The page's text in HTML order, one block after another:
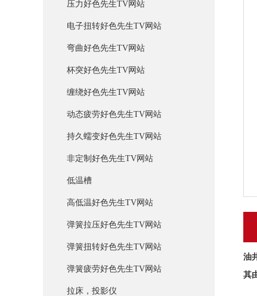
压力好色先生TV网站
电子扭转好色先生TV网站
弯曲好色先生TV网站
杯突好色先生TV网站
缠绕好色先生TV网站
动态疲劳好色先生TV网站
持久蠕变好色先生TV网站
非定制好色先生TV网站
低温槽
高低温好色先生TV网站
弹簧拉压好色先生TV网站
弹簧扭转好色先生TV网站
弹簧疲劳好色先生TV网站
拉床，投影仪
油
其